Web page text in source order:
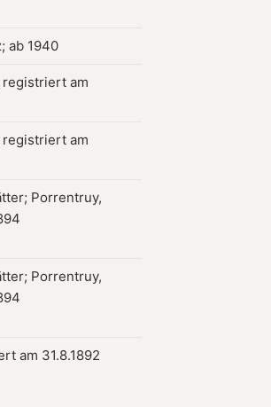
ab 1940
registriert am
registriert am
Porrentruy,
Porrentruy,
am 31.8.1892